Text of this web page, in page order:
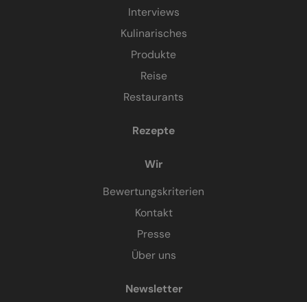
Interviews
Kulinarisches
Produkte
Reise
Restaurants
Rezepte
Wir
Bewertungskriterien
Kontakt
Presse
Über uns
Newsletter